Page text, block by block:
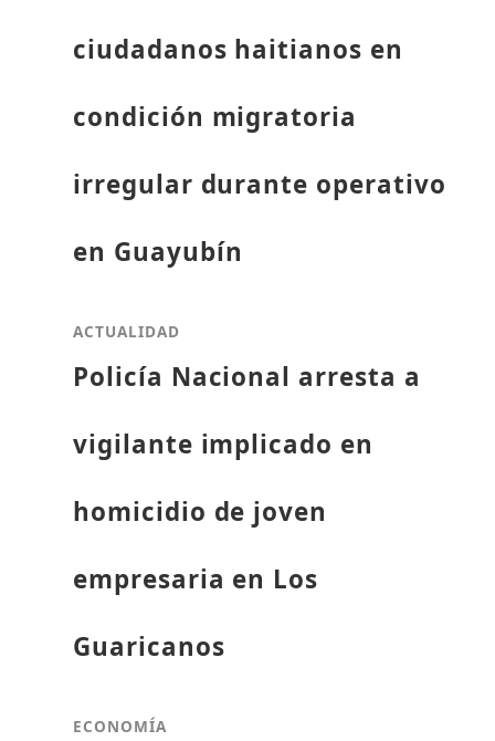
ciudadanos haitianos en
condición migratoria
irregular durante operativo
en Guayubín
ACTUALIDAD
Policía Nacional arresta a
vigilante implicado en
homicidio de joven
empresaria en Los
Guaricanos
ECONOMÍA